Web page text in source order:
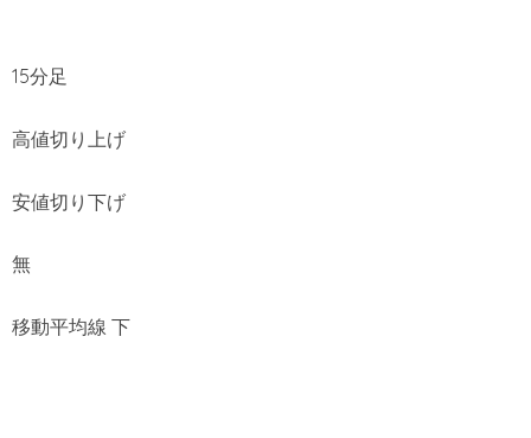
15分足
高値切り上げ
安値切り下げ
無
移動平均線 下